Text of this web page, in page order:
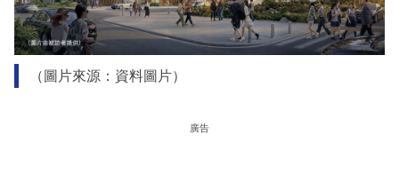
（圖片來源：資料圖片）
廣告